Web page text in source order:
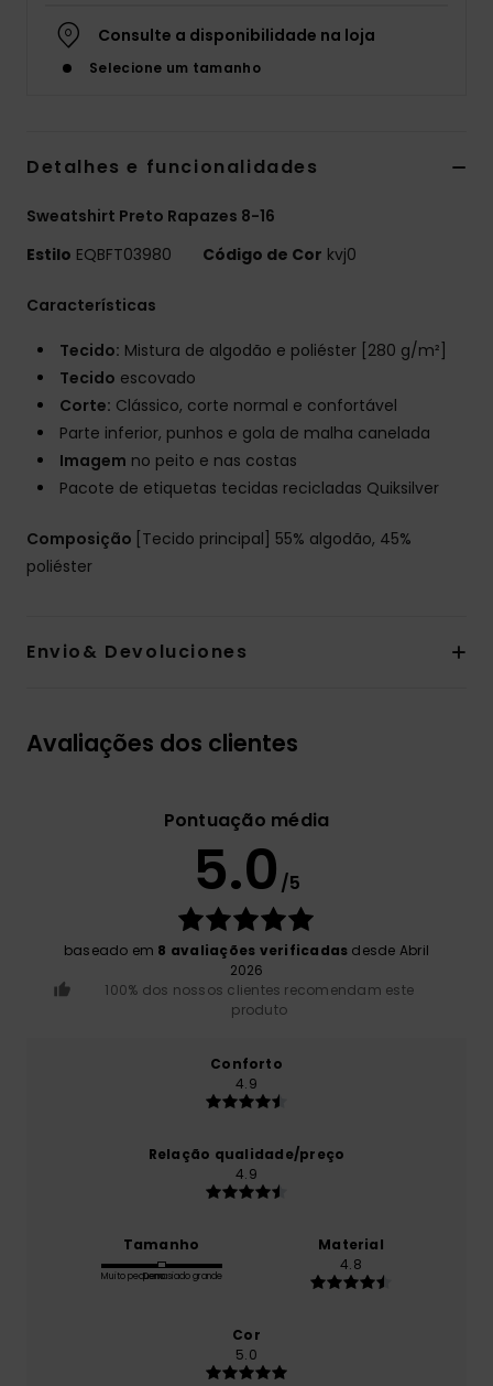
Consulte a disponibilidade na loja
Selecione um tamanho
Detalhes e funcionalidades
Sweatshirt Preto Rapazes 8-16
Estilo EQBFT03980 Código de Cor kvj0
Características
Tecido: Mistura de algodão e poliéster [280 g/m²]
Tecido escovado
Corte: Clássico, corte normal e confortável
Parte inferior, punhos e gola de malha canelada
Imagem no peito e nas costas
Pacote de etiquetas tecidas recicladas Quiksilver
Composição [Tecido principal] 55% algodão, 45%
poliéster
Envio& Devoluciones
Avaliações dos clientes
Pontuação média
5.0 /5
baseado em 8 avaliações verificadas desde Abril
2026
100% dos nossos clientes recomendam este
produto
Conforto
4.9
Relação qualidade/preço
4.9
Tamanho
Muito pequenoDemasiado grande
Material
4.8
Cor
5.0